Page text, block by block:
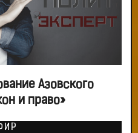
Азовского
и право»